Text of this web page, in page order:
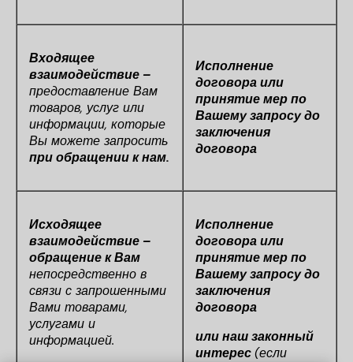
Входящее
взаимодействие –
предоставление Вам
товаров, услуг или
информации, которые
Вы можете запросить
при обращении к нам.
Исполнение
договора или
принятие мер по
Вашему запросу до
заключения
договора
Исходящее
взаимодействие –
обращение к Вам
непосредственно в
связи с запрошенными
Вами товарами,
услугами и
информацией.
Исполнение
договора или
принятие мер по
Вашему запросу до
заключения
договора
или наш законный
интерес(если